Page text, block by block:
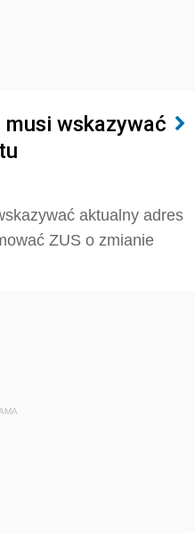
wskazywać
aktualny adres
ZUS o zmianie